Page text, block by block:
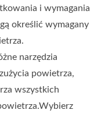
i wymagania
określić wymagany
narzędzia
powietrza,
wszystkich